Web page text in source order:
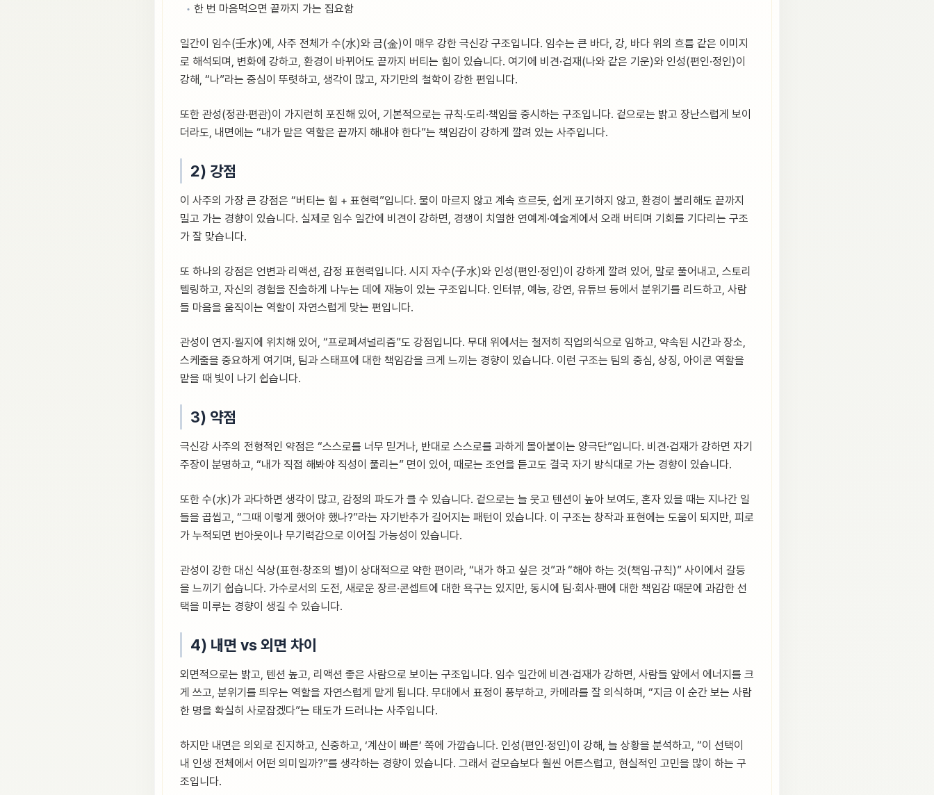
한 번 마음먹으면 끝까지 가는 집요함
일간이 임수(壬水)에, 사주 전체가 수(水)와 금(金)이 매우 강한 극신강 구조입니다. 임수는 큰 바다, 강, 바다 위의 흐름 같은 이미지
로 해석되며, 변화에 강하고, 환경이 바뀌어도 끝까지 버티는 힘이 있습니다. 여기에 비견·겁재(나와 같은 기운)와 인성(편인·정인)이
강해, “나”라는 중심이 뚜렷하고, 생각이 많고, 자기만의 철학이 강한 편입니다.
또한 관성(정관·편관)이 가지런히 포진해 있어, 기본적으로는 규칙·도리·책임을 중시하는 구조입니다. 겉으로는 밝고 장난스럽게 보이
더라도, 내면에는 “내가 맡은 역할은 끝까지 해내야 한다”는 책임감이 강하게 깔려 있는 사주입니다.
2) 강점
이 사주의 가장 큰 강점은 “버티는 힘 + 표현력”입니다. 물이 마르지 않고 계속 흐르듯, 쉽게 포기하지 않고, 환경이 불리해도 끝까지
밀고 가는 경향이 있습니다. 실제로 임수 일간에 비견이 강하면, 경쟁이 치열한 연예계·예술계에서 오래 버티며 기회를 기다리는 구조
가 잘 맞습니다.
또 하나의 강점은 언변과 리액션, 감정 표현력입니다. 시지 자수(子水)와 인성(편인·정인)이 강하게 깔려 있어, 말로 풀어내고, 스토리
텔링하고, 자신의 경험을 진솔하게 나누는 데에 재능이 있는 구조입니다. 인터뷰, 예능, 강연, 유튜브 등에서 분위기를 리드하고, 사람
들 마음을 움직이는 역할이 자연스럽게 맞는 편입니다.
관성이 연지·월지에 위치해 있어, “프로페셔널리즘”도 강점입니다. 무대 위에서는 철저히 직업의식으로 임하고, 약속된 시간과 장소,
스케줄을 중요하게 여기며, 팀과 스태프에 대한 책임감을 크게 느끼는 경향이 있습니다. 이런 구조는 팀의 중심, 상징, 아이콘 역할을
맡을 때 빛이 나기 쉽습니다.
3) 약점
극신강 사주의 전형적인 약점은 “스스로를 너무 믿거나, 반대로 스스로를 과하게 몰아붙이는 양극단”입니다. 비견·겁재가 강하면 자기
주장이 분명하고, “내가 직접 해봐야 직성이 풀리는” 면이 있어, 때로는 조언을 듣고도 결국 자기 방식대로 가는 경향이 있습니다.
또한 수(水)가 과다하면 생각이 많고, 감정의 파도가 클 수 있습니다. 겉으로는 늘 웃고 텐션이 높아 보여도, 혼자 있을 때는 지나간 일
들을 곱씹고, “그때 이렇게 했어야 했나?”라는 자기반추가 길어지는 패턴이 있습니다. 이 구조는 창작과 표현에는 도움이 되지만, 피로
가 누적되면 번아웃이나 무기력감으로 이어질 가능성이 있습니다.
관성이 강한 대신 식상(표현·창조의 별)이 상대적으로 약한 편이라, “내가 하고 싶은 것”과 “해야 하는 것(책임·규칙)” 사이에서 갈등
을 느끼기 쉽습니다. 가수로서의 도전, 새로운 장르·콘셉트에 대한 욕구는 있지만, 동시에 팀·회사·팬에 대한 책임감 때문에 과감한 선
택을 미루는 경향이 생길 수 있습니다.
4) 내면 vs 외면 차이
외면적으로는 밝고, 텐션 높고, 리액션 좋은 사람으로 보이는 구조입니다. 임수 일간에 비견·겁재가 강하면, 사람들 앞에서 에너지를 크
게 쓰고, 분위기를 띄우는 역할을 자연스럽게 맡게 됩니다. 무대에서 표정이 풍부하고, 카메라를 잘 의식하며, “지금 이 순간 보는 사람
한 명을 확실히 사로잡겠다”는 태도가 드러나는 사주입니다.
하지만 내면은 의외로 진지하고, 신중하고, ‘계산이 빠른’ 쪽에 가깝습니다. 인성(편인·정인)이 강해, 늘 상황을 분석하고, “이 선택이
내 인생 전체에서 어떤 의미일까?”를 생각하는 경향이 있습니다. 그래서 겉모습보다 훨씬 어른스럽고, 현실적인 고민을 많이 하는 구
조입니다.